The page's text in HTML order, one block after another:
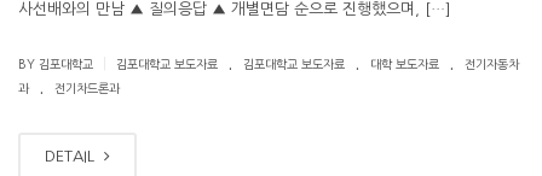
사선배와의 만남 ▲ 질의응답 ▲ 개별면담 순으로 진행했으며, […]
BY 김포대학교 김포대학교 보도자료 김포대학교 보도자료 대학 보도자료
전기자동차
과
전기차드론과
DETAIL